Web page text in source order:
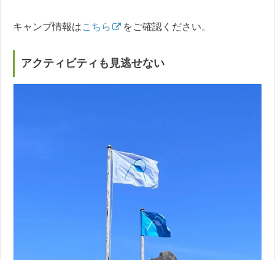
キャンプ情報はこちら をご確認ください。
アクティビティも見逃せない